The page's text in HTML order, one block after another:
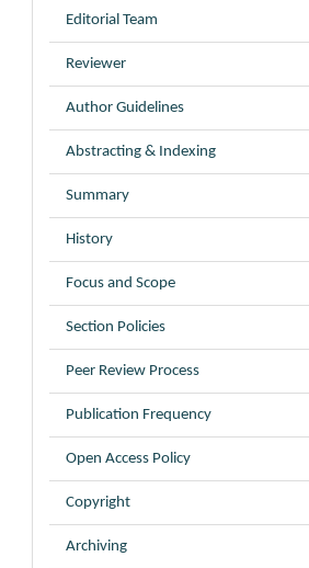
Editorial Team
Reviewer
Author Guidelines
Abstracting & Indexing
Summary
History
Focus and Scope
Section Policies
Peer Review Process
Publication Frequency
Open Access Policy
Copyright
Archiving